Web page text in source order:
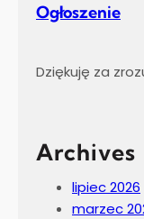
Ogłoszenie
Dziękuję za
Archives
lipiec 2026
marzec